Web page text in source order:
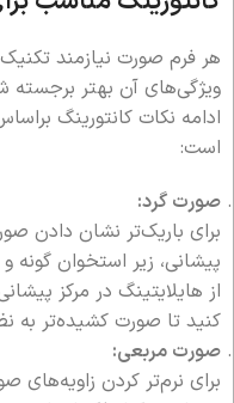
هر فرم صورت نیازمند
ویژگی‌های آن بهتر برجسته
ادامه نکات کانتورینگ
است:
صورت گرد:
برای باریک‌تر نشان دادن
پیشانی، زیر استخوان
از هایلایتینگ در مرکز
کنید تا صورت کشیده‌تر به
صورت مربعی:
برای نرم‌تر کردن زاویه‌های